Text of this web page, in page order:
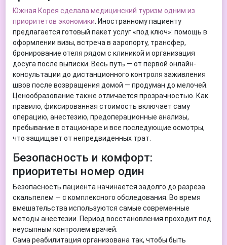
Южная Корея сделала медицинский туризм одним из
приоритетов экономики . Иностранному пациенту
предлагается готовый пакет услуг «под ключ»: помощь в
оформлении визы, встреча в аэропорту, трансфер,
бронирование отеля рядом с клиникой и организация
досуга после выписки. Весь путь — от первой онлайн-
консультации до дистанционного контроля заживления
швов после возвращения домой — продуман до мелочей.
Ценообразование также отличается прозрачностью. Как
правило, фиксированная стоимость включает саму
операцию, анестезию, предоперационные анализы,
пребывание в стационаре и все последующие осмотры,
что защищает от непредвиденных трат.
Безопасность и комфорт:
приоритеты номер один
Безопасность пациента начинается задолго до разреза
скальпелем — с комплексного обследования. Во время
вмешательства используются самые современные
методы анестезии. Период восстановления проходит под
неусыпным контролем врачей.
Сама реабилитация организована так, чтобы быть